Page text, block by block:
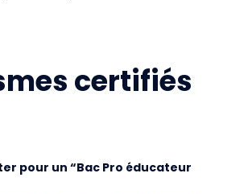
certifiés
pour un “Bac Pro éducateur